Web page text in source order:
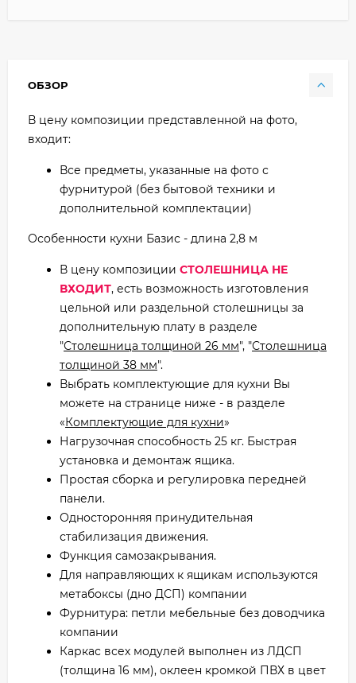
ОБЗОР
В цену композиции представленной на фото,
входит:
Все предметы, указанные на фото с
фурнитурой (без бытовой техники и
дополнительной комплектации)
Особенности кухни Базис - длина 2,8 м
В цену композиции СТОЛЕШНИЦА НЕ
ВХОДИТ, есть возможность изготовления
цельной или раздельной столешницы за
дополнительную плату в разделе
"Столешница толщиной 26 мм", "Столешница
толщиной 38 мм".
Выбрать комплектующие для кухни Вы
можете на странице ниже - в разделе
«Комплектующие для кухни»
Нагрузочная способность 25 кг. Быстрая
установка и демонтаж ящика.
Простая сборка и регулировка передней
панели.
Односторонняя принудительная
стабилизация движения.
Функция самозакрывания.
Для направляющих к ящикам используются
метабоксы (дно ДСП) компании
Фурнитура: петли мебельные без доводчика
компании
Каркас всех модулей выполнен из ЛДСП
(толщина 16 мм), оклеен кромкой ПВХ в цвет